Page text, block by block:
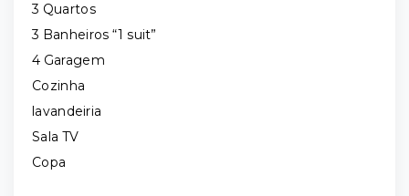
3 Quartos
3 Banheiros “1 suit”
4 Garagem
Cozinha
lavandeiria
Sala TV
Copa